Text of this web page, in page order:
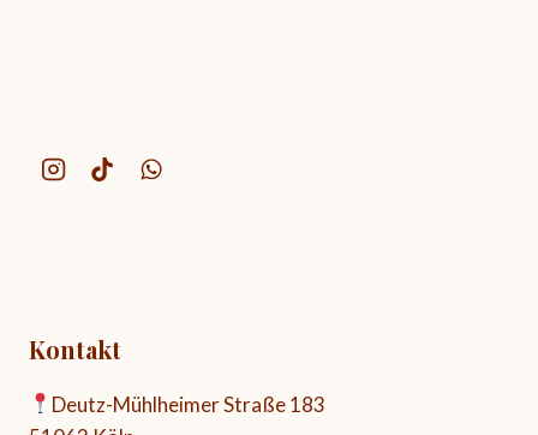
Kontakt
Deutz-Mühlheimer Straße 183